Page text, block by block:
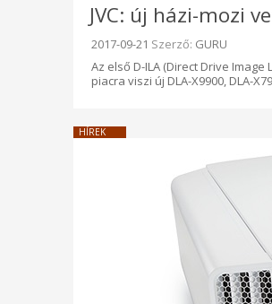
JVC: új házi-mozi
Beküldve:
2017-09-21 Szerző: GURU
Az első D-ILA (Direct Drive
piacra viszi új DLA-X9900, DLA-
HÍREK